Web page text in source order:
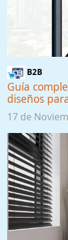
B2B
Guía
diseños
17 de